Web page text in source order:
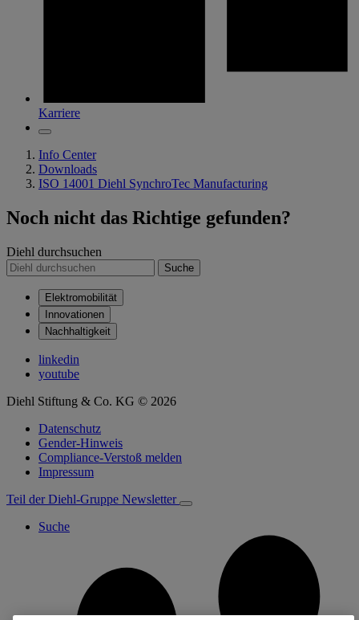
Karriere
Info Center
Downloads
ISO 14001 Diehl SynchroTec Manufacturing
Noch nicht das Richtige gefunden?
Diehl durchsuchen
Suche
Elektromobilität
Innovationen
Nachhaltigkeit
linkedin
youtube
Diehl Stiftung & Co. KG © 2026
Datenschutz
Gender-Hinweis
Compliance-Verstoß melden
Impressum
Teil der Diehl-Gruppe Newsletter
Suche